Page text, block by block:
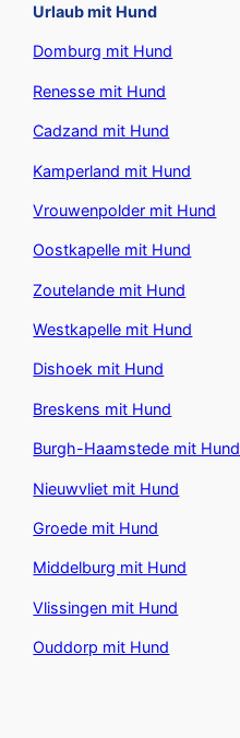
Urlaub mit Hund
Domburg mit Hund
Renesse mit Hund
Cadzand mit Hund
Kamperland mit Hund
Vrouwenpolder mit Hund
Oostkapelle mit Hund
Zoutelande mit Hund
Westkapelle mit Hund
Dishoek mit Hund
Breskens mit Hund
Burgh-Haamstede mit Hund
Nieuwvliet mit Hund
Groede mit Hund
Middelburg mit Hund
Vlissingen mit Hund
Ouddorp mit Hund